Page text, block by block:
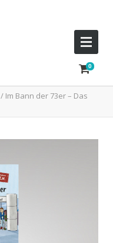
/ Im Bann der 73er – Das